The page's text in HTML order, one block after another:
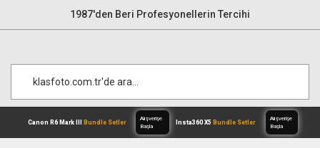
1987'den Beri Profesyonellerin Tercihi